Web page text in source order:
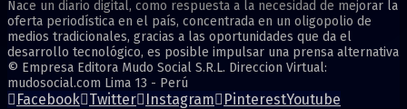
Nace un diario digital, como respuesta a la necesidad de mejorar la
oferta periodística en el país, concentrada en un oligopolio de
medios tradicionales, gracias a las oportunidades que da el
desarrollo tecnológico, es posible impulsar una prensa alternativa
© Empresa Editora Mudo Social S.R.L. Direccion Virtual:
mudosocial.com Lima 13 - Perú
Facebook Twitter Instagram PinterestYoutube